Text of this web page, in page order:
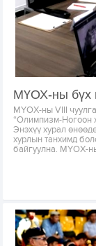
МҮОХ-ны бүх
МҮОХ-ны VIII
“Олимпизм-Ногоон
Энэхүү хурал
хурлын танхимд
байгуулна. МҮОХ-ны